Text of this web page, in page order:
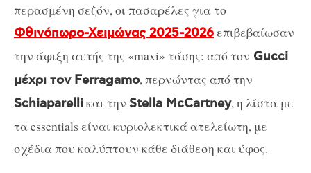
περασμένη σεζόν, οι πασαρέλες για το
Φθινόπωρο-Χειμώνας 2025-2026επιβεβαίωσαν
την άφιξη αυτής της «maxi» τάσης: από τον Gucci
μέχρι τον Ferragamo, περνώντας από την
Schiaparelliκαι την Stella McCartney, η λίστα με
τα essentials είναι κυριολεκτικά ατελείωτη, με
σχέδια που καλύπτουν κάθε διάθεση και ύφος.